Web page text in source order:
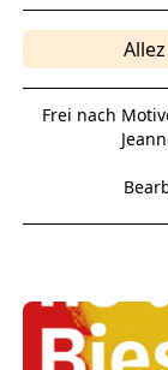
Frei nach